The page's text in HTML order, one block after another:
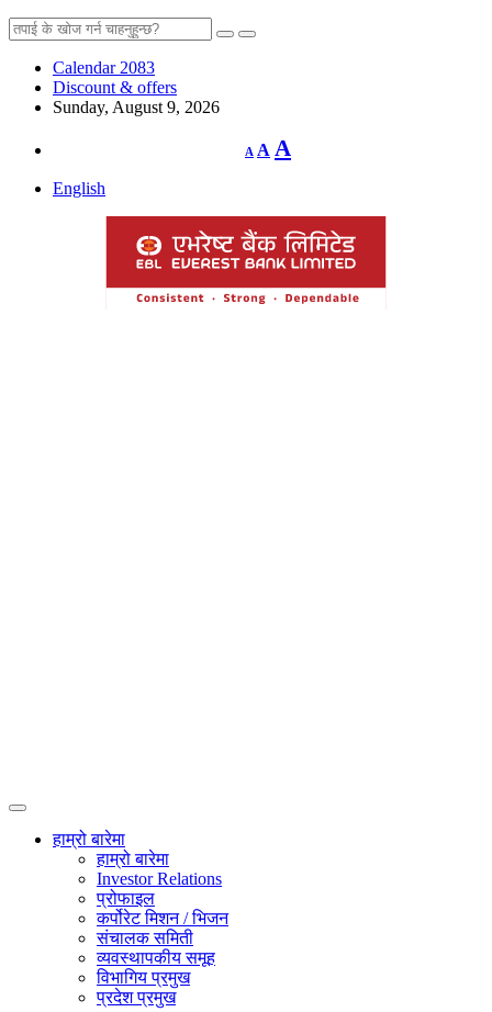
Calendar 2083
Discount & offers
Sunday, August 9, 2026
A
Decrease
font
A Reset
font
A
English
हाम्रो बारेमा
हाम्रो बारेमा
Investor Relations
प्रोफाइल
कर्पोरेट मिशन / भिजन
संचालक समिती
व्यवस्थापकीय समूह
विभागिय प्रमुख
प्रदेश प्रमुख